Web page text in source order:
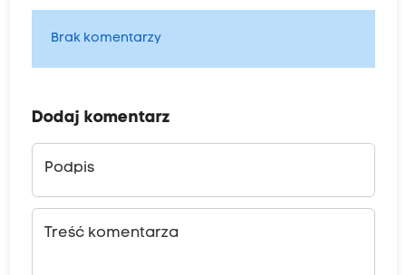
Brak komentarzy
Dodaj komentarz
Podpis
Treść komentarza